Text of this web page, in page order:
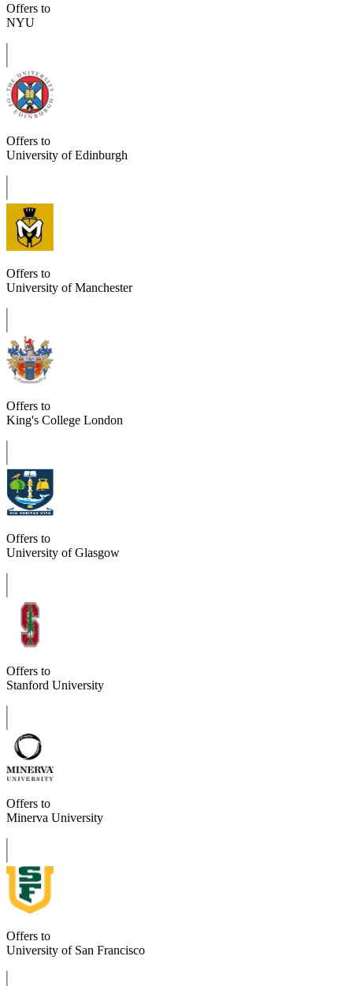
Offers to
NYU
Offers to
University of Edinburgh
Offers to
University of Manchester
Offers to
King's College London
Offers to
University of Glasgow
Offers to
Stanford University
Offers to
Minerva University
Offers to
University of San Francisco